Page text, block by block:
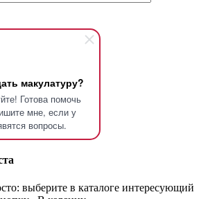
макулатуру?
Готова помочь
мне, если у
вопросы.
выберите в каталоге интересующий